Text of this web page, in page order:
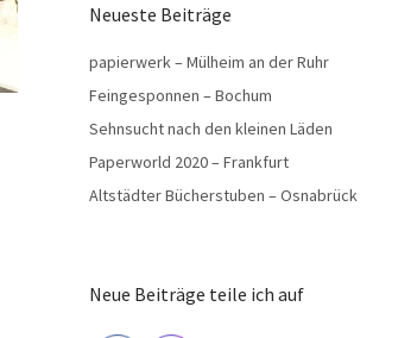
Neueste Beiträge
papierwerk – Mülheim an der Ruhr
Feingesponnen – Bochum
Sehnsucht nach den kleinen Läden
Paperworld 2020 – Frankfurt
Altstädter Bücherstuben – Osnabrück
Neue Beiträge teile ich auf